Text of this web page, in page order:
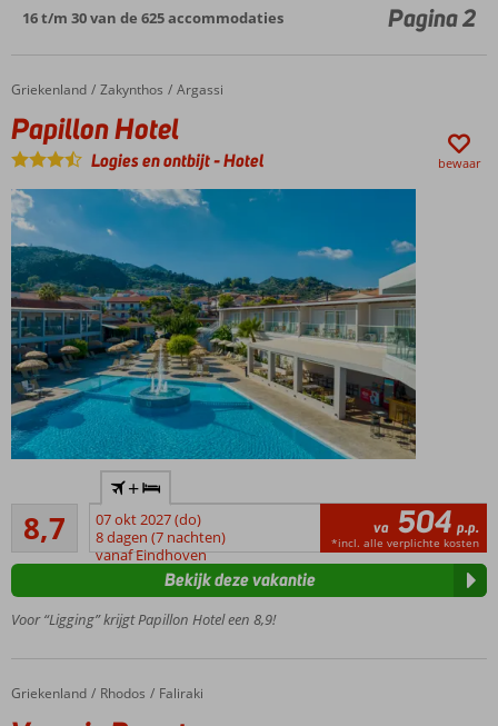
16 t/m 30 van de 625 accommodaties Pagina 2
Home
Griekenland Zakynthos Argassi
Papillon Hotel
Papillon Hotel
Logies en ontbijt-Hotel bewaar
van
Argassi
Op ca.
van
Midden
8,7Aanrader
286
beoordelingen
+
07 okt 2027 (do)
8 dagen (7 nachten)
vanaf Eindhoven
va 504 p.p.
*incl. alle verplichte kosten
Voor “Ligging” krijgt Papillon Hotel een 8,9!
Bekijk deze vakantie
Home
Griekenland Rhodos Faliraki
Venezia Resort